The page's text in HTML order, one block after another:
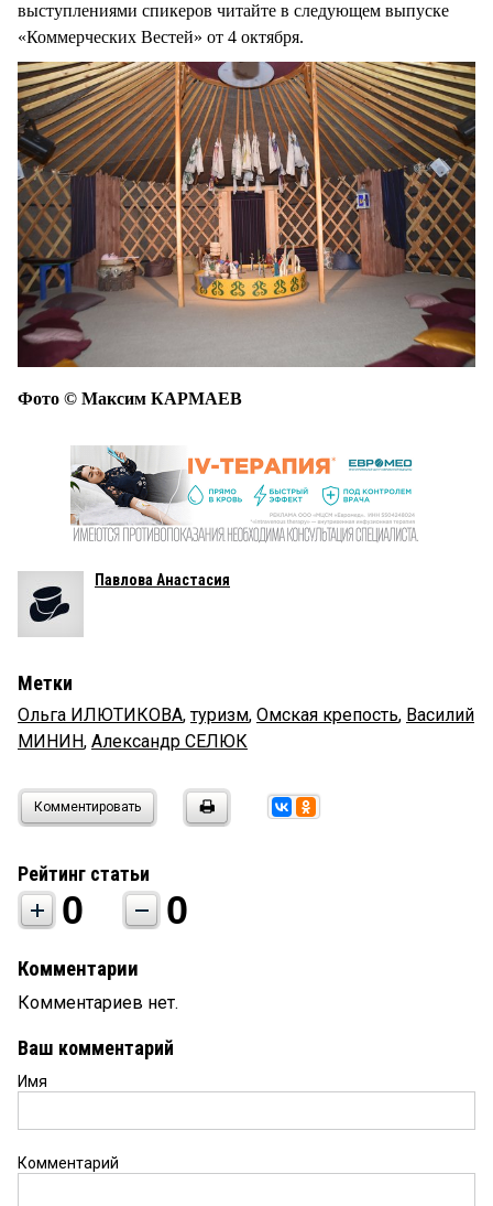
выступлениями спикеров читайте в следующем выпуске
«Коммерческих Вестей» от 4 октября.
Фото © Максим КАРМАЕВ
Павлова Анастасия
Метки
Ольга ИЛЮТИКОВА,туризм, Омская крепость, Василий
МИНИН, Александр СЕЛЮК
Комментировать
Рейтинг статьи
0 0
Комментарии
Комментариев нет.
Ваш комментарий
Имя
Комментарий